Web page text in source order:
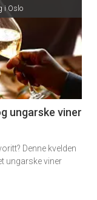
i Oslo
ungarske viner
Denne kvelden
ungarske viner